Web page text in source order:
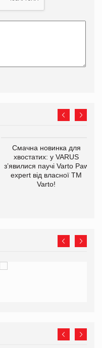
Смачна новинка для
хвостатих: у VARUS
з’явилися паучі Varto Paw
expert від власної ТМ
Varto!